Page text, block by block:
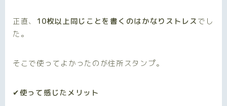
正直、 10枚以上同じことを書くのはかなりストレスでし
た。
そこで使ってよかったのが住所スタンプ。
✔使って感じたメリット